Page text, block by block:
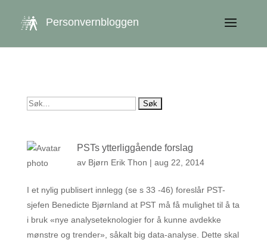
Personvernbloggen
Søk
PSTs ytterliggående forslag
av Bjørn Erik Thon | aug 22, 2014
I et nylig publisert innlegg (se s 33 -46) foreslår PST-
sjefen Benedicte Bjørnland at PST må få mulighet til å ta
i bruk «nye analyseteknologier for å kunne avdekke
mønstre og trender», såkalt big data-analyse. Dette skal